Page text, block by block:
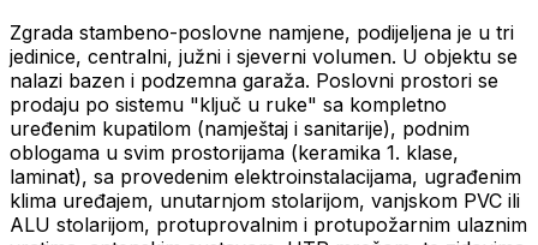
Zgrada stambeno-poslovne namjene, podijeljena je u tri
jedinice, centralni, južni i sjeverni volumen. U objektu se
nalazi bazen i podzemna garaža. Poslovni prostori se
prodaju po sistemu "ključ u ruke" sa kompletno
uređenim kupatilom (namještaj i sanitarije), podnim
oblogama u svim prostorijama (keramika 1. klase,
laminat), sa provedenim elektroinstalacijama, ugrađenim
klima uređajem, unutarnjom stolarijom, vanjskom PVC ili
ALU stolarijom, protuprovalnim i protupožarnim ulaznim